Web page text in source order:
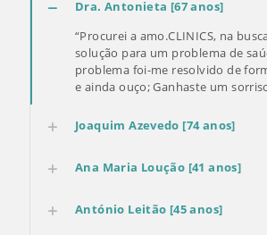
Dra. Antonieta [67 anos]
“Procurei a amo.CLINICS, na
solução para um problema de
problema foi-me resolvido de
e ainda ouço; Ganhaste um
Joaquim Azevedo [74 anos]
​Ana Maria Loução [41 anos]
António Leitão [45 anos]